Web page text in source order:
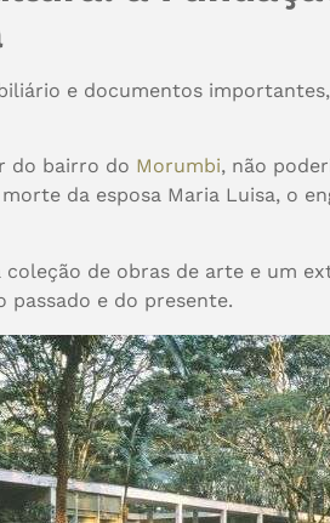
e documentos
do bairro do Morumbi, não
da esposa Maria Luisa, o
coleção de obras de arte e um
passado e do presente.